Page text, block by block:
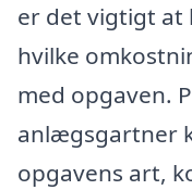
er det vigtigt at
hvilke
med opgaven.
anlægsgartner
opgavens art,